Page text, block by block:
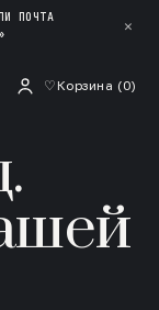
ПОЧТА
✕
♡Корзина (0)